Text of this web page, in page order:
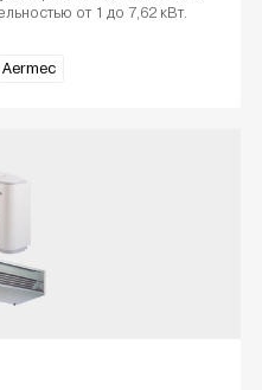
от 1 до 7,62 кВт.
Aermec